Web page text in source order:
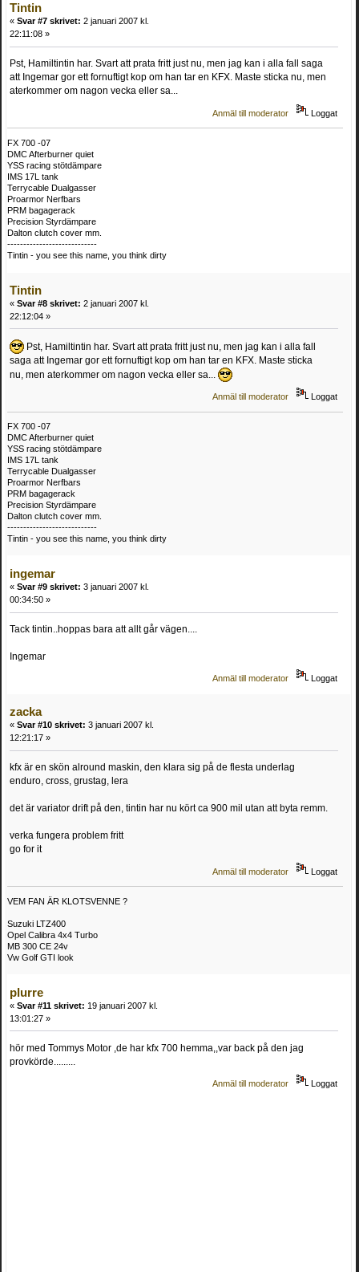
Tintin
« Svar #7 skrivet: 2 januari 2007 kl.
22:11:08 »
Pst, Hamiltintin har. Svart att prata fritt just nu, men jag kan i alla fall saga
att Ingemar gor ett fornuftigt kop om han tar en KFX. Maste sticka nu, men
aterkommer om nagon vecka eller sa...
Anmäl till moderator Loggat
FX 700 -07
DMC Afterburner quiet
YSS racing stötdämpare
IMS 17L tank
Terrycable Dualgasser
Proarmor Nerfbars
PRM bagagerack
Precision Styrdämpare
Dalton clutch cover mm.
----------------------------
Tintin - you see this name, you think dirty
Tintin
« Svar #8 skrivet: 2 januari 2007 kl.
22:12:04 »
Pst, Hamiltintin har. Svart att prata fritt just nu, men jag kan i alla fall
saga att Ingemar gor ett fornuftigt kop om han tar en KFX. Maste sticka
nu, men aterkommer om nagon vecka eller sa...
Anmäl till moderator Loggat
FX 700 -07
DMC Afterburner quiet
YSS racing stötdämpare
IMS 17L tank
Terrycable Dualgasser
Proarmor Nerfbars
PRM bagagerack
Precision Styrdämpare
Dalton clutch cover mm.
----------------------------
Tintin - you see this name, you think dirty
ingemar
« Svar #9 skrivet: 3 januari 2007 kl.
00:34:50 »
Tack tintin..hoppas bara att allt går vägen....
Ingemar
Anmäl till moderator Loggat
zacka
« Svar #10 skrivet: 3 januari 2007 kl.
12:21:17 »
kfx är en skön alround maskin, den klara sig på de flesta underlag
enduro, cross, grustag, lera
det är variator drift på den, tintin har nu kört ca 900 mil utan att byta remm.
verka fungera problem fritt
go for it
Anmäl till moderator Loggat
VEM FAN ÄR KLOTSVENNE ?
Suzuki LTZ400
Opel Calibra 4x4 Turbo
MB 300 CE 24v
Vw Golf GTI look
plurre
« Svar #11 skrivet: 19 januari 2007 kl.
13:01:27 »
hör med Tommys Motor ,de har kfx 700 hemma,,var back på den jag
provkörde.........
Anmäl till moderator Loggat